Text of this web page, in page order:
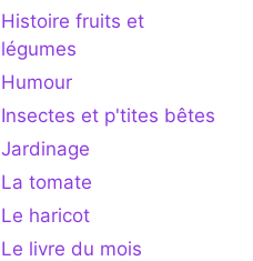
Histoire fruits et
légumes
Humour
Insectes et p'tites bêtes
Jardinage
La tomate
Le haricot
Le livre du mois